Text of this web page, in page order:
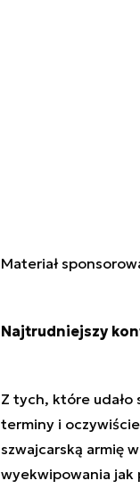
Materiał
Najtrudniejszy
Z tych, które udało
terminy i
szwajcarską armię
wyekwipowania jak